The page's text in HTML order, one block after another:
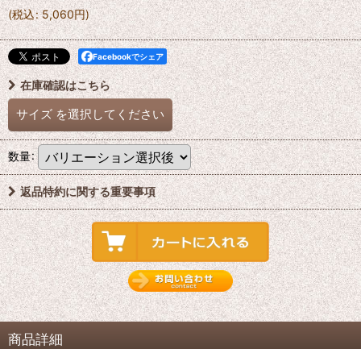
(税込: 5,060円)
Facebookでシェア
在庫確認はこちら
サイズ を選択してください
数量:
返品特約に関する重要事項
商品詳細